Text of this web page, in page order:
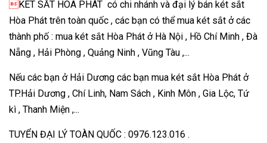
KÉT SẮT HÒA PHÁT có chi nhánh và đại lý bán két sắt
Hòa Phát trên toàn quốc , các bạn có thể mua két sắt ở các
thành phố : mua két sắt Hòa Phát ở Hà Nội , Hồ Chí Minh , Đà
Nẵng , Hải Phòng , Quảng Ninh , Vũng Tàu ,...
Nếu các bạn ở Hải Dương các bạn mua két sắt Hòa Phát ở
TP.Hải Dương , Chí Linh, Nam Sách , Kinh Môn , Gia Lộc, Tứ
kì , Thanh Miện ,...
TUYỂN ĐẠI LÝ TOÀN QUỐC : 0976.123.016 .